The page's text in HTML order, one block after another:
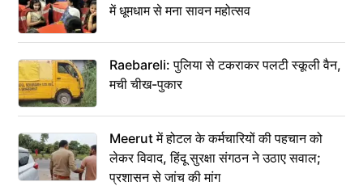
में धूमधाम से मना सावन महोत्सव
Raebareli: पुलिया से टकराकर पलटी स्कूली वैन,
मची चीख-पुकार
Meerut में होटल के कर्मचारियों की पहचान को
लेकर विवाद, हिंदू सुरक्षा संगठन ने उठाए सवाल;
प्रशासन से जांच की मांग